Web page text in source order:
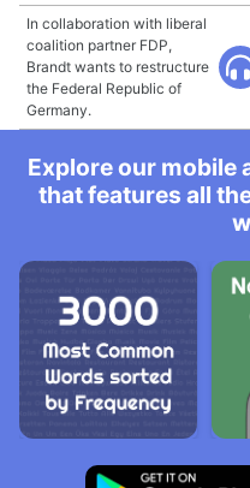
In collaboration with liberal
coalition partner FDP,
Brandt wants to restructure
the Federal Republic of
Germany.
Explore our mobile
that features all